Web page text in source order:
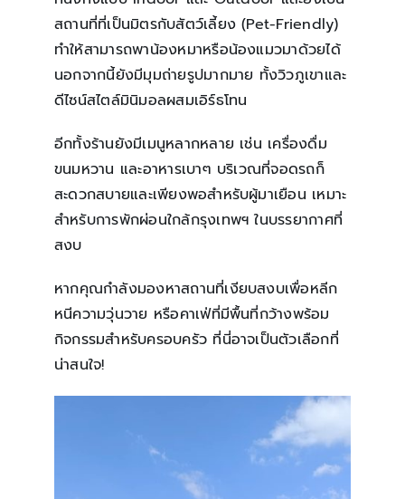
สถานที่ที่เป็นมิตรกับสัตว์เลี้ยง (Pet-Friendly)
ทำให้สามารถพาน้องหมาหรือน้องแมวมาด้วยได้
นอกจากนี้ยังมีมุมถ่ายรูปมากมาย ทั้งวิวภูเขาและ
ดีไซน์สไตล์มินิมอลผสมเอิร์ธโทน
อีกทั้งร้านยังมีเมนูหลากหลาย เช่น เครื่องดื่ม
ขนมหวาน และอาหารเบาๆ บริเวณที่จอดรถก็
สะดวกสบายและเพียงพอสำหรับผู้มาเยือน เหมาะ
สำหรับการพักผ่อนใกล้กรุงเทพฯ ในบรรยากาศที่
สงบ
หากคุณกำลังมองหาสถานที่เงียบสงบเพื่อหลีก
หนีความวุ่นวาย หรือคาเฟ่ที่มีพื้นที่กว้างพร้อม
กิจกรรมสำหรับครอบครัว ที่นี่อาจเป็นตัวเลือกที่
น่าสนใจ!